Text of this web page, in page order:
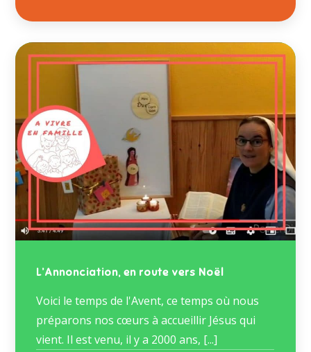
L’Annonciation, en route vers Noël
Voici le temps de l'Avent, ce temps où nous
préparons nos cœurs à accueillir Jésus qui
vient. Il est venu, il y a 2000 ans, [...]